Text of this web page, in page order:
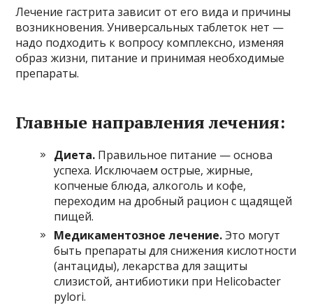
Лечение гастрита зависит от его вида и причины
возникновения. Универсальных таблеток нет —
надо подходить к вопросу комплексно, изменяя
образ жизни, питание и принимая необходимые
препараты.
Главные направления лечения:
Диета. Правильное питание — основа
успеха. Исключаем острые, жирные,
копченые блюда, алкоголь и кофе,
переходим на дробный рацион с щадящей
пищей.
Медикаментозное лечение.Это могут
быть препараты для снижения кислотности
(антациды), лекарства для защиты
слизистой, антибиотики при Helicobacter
pylori.